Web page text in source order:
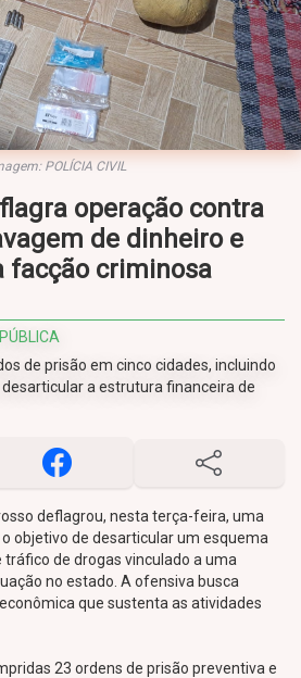
POLÍCIA CIVIL
operação contra
de dinheiro e
facção criminosa
de prisão em cinco cidades, incluindo
desarticular a estrutura financeira de
deflagrou, nesta terça-feira, uma
objetivo de desarticular um esquema
de drogas vinculado a uma
no estado. A ofensiva busca
que sustenta as atividades
23 ordens de prisão preventiva e